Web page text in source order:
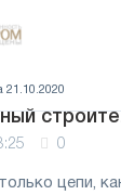
21.10.2020
0
цепи,